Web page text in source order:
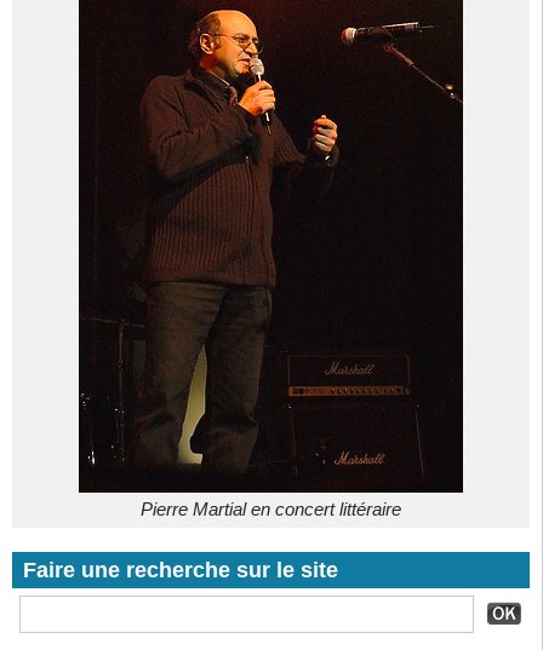
Pierre Martial en concert littéraire
Faire une recherche sur le site